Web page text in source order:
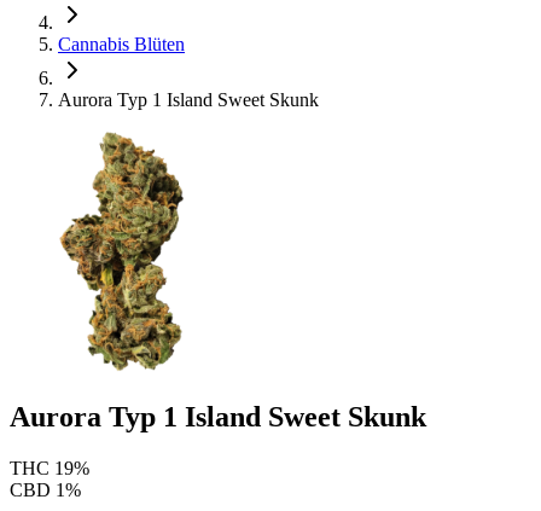
Cannabis Blüten
Aurora Typ 1 Island Sweet Skunk
Aurora Typ 1 Island Sweet Skunk
THC 19%
CBD 1%